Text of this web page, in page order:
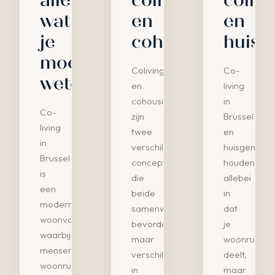
wat
je
moet
weten
Co-
living
in
Brussel
is
een
moderne
woonvorm
waarbij
mensen
woonruimtes
en
cohousing?
Coliving
en
cohousing
zijn
twee
verschillende
concepten
die
beide
samenwonen
bevorderen,
maar
verschillen
in
en
Co-
living
in
Brussel
en
huisgenoten
houden
allebei
in
dat
je
woonruimte
deelt,
maar